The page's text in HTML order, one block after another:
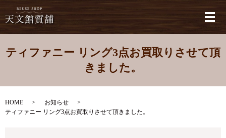
メ
ティファニー リング3点お買取りさせて頂
きました。
HOME
お知らせ
ティファニー リング3点お買取りさせて頂きました。